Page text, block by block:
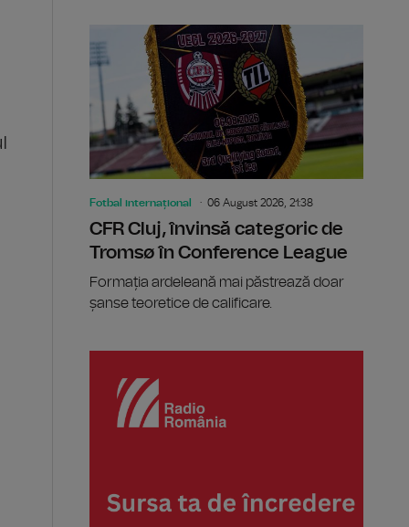
Fotbal internațional 06 August 2026, 21:38
CFR Cluj, învinsă categoric de
Tromsø în Conference League
Formația ardeleană mai păstrează doar
șanse teoretice de calificare.